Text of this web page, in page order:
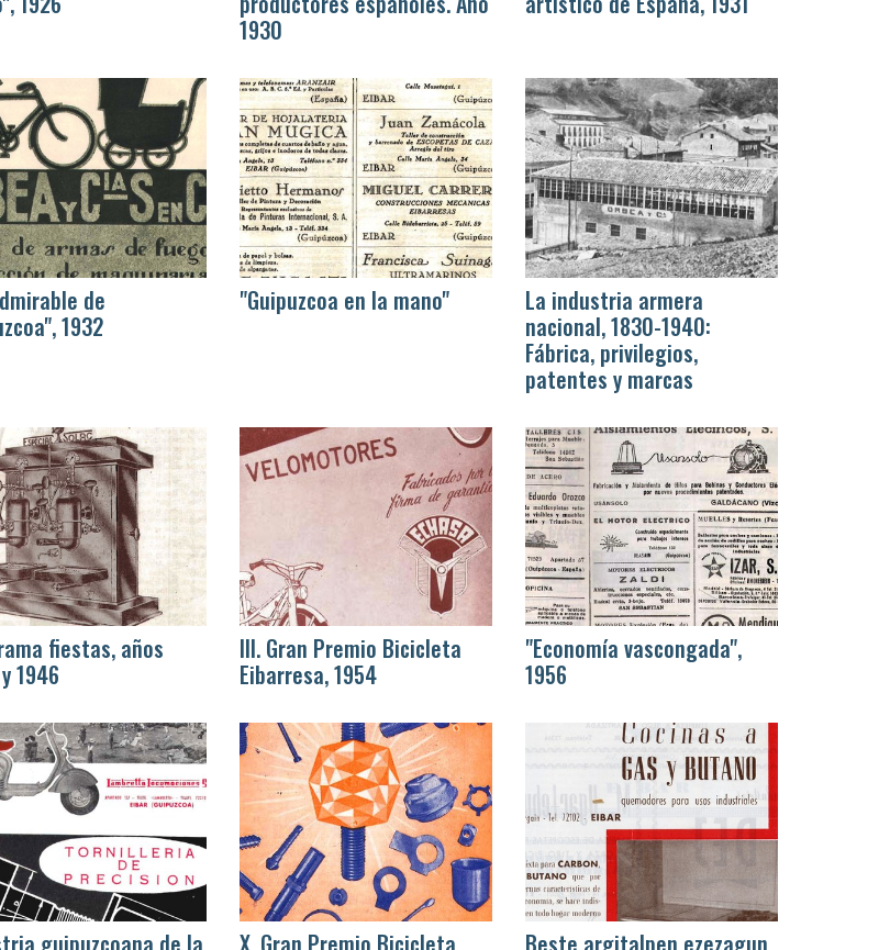
1930
de
1932
"Guipuzcoa en la mano"
La industria armera
nacional, 1830-1940:
Fábrica, privilegios,
patentes y marcas
fiestas, años
1946
III. Gran Premio Bicicleta
Eibarresa, 1954
"Economía vascongada",
1956